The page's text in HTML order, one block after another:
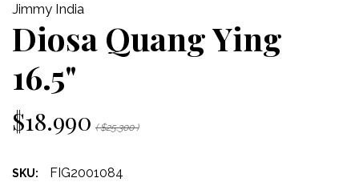
Jimmy India
Diosa Quang Ying
16.5"
$18.990 ( $25.300 )
SKU: FIG2001084